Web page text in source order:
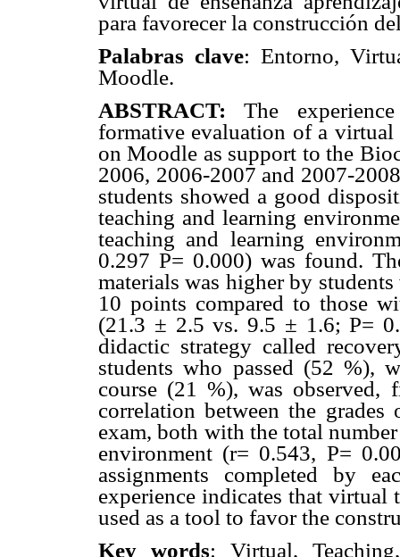
para favorecer la construcción
Palabras clave: Entorno,
Moodle.
ABSTRACT:The
formative evaluation of a virtual
on Moodle as support to the
2006, 2006-2007 and 2007-
students showed a good
teaching and learning
teaching and learning
0.297 P= 0.000) was found.
materials was higher by
10 points compared to those
(21.3 ± 2.5 vs. 9.5 ± 1.6; P=
didactic strategy called
students who passed (52 %),
course (21 %), was
correlation between the
exam, both with the total
environment (r= 0.543, P=
assignments completed by
experience indicates that virtual
used as a tool to favor the
Key words: Virtual,